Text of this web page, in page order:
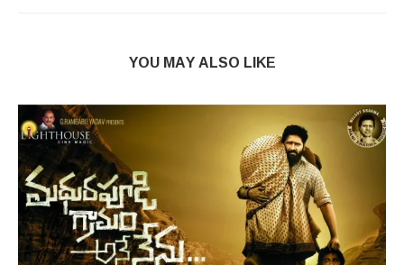
YOU MAY ALSO LIKE